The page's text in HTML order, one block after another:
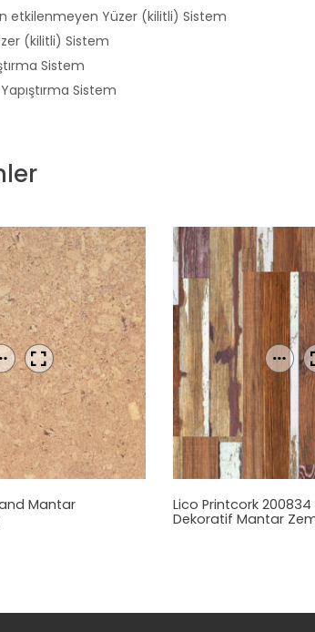
etkilenmeyen Yüzer (kilitli) Sistem
(kilitli) Sistem
Sistem
Sistem
Mantar
Lico Printcork 200834
Dekoratif Mantar